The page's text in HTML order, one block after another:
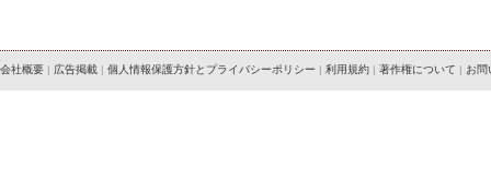
会社概要 | 広告掲載 | 個人情報保護方針とプライバシーポリシー | 利用規約 | 著作権について | お問